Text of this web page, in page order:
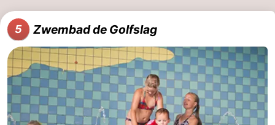
5 Zwembad de Golfslag